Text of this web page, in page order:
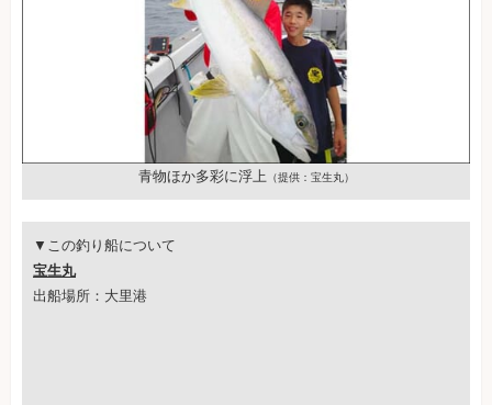
青物ほか多彩に浮上 （提供：宝生丸）
▼この釣り船について
宝生丸
出船場所：大里港